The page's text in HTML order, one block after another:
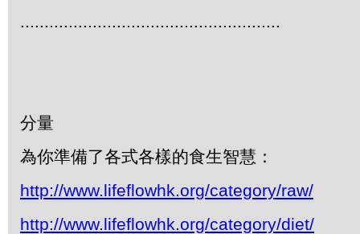
......................................................
分量
為你準備了各式各樣的食生智慧：
http://www.lifeflowhk.org/category/raw/
http://www.lifeflowhk.org/category/diet/